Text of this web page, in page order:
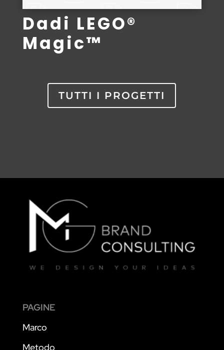
Dadi LEGO®
Magic™
TUTTI I PROGETTI
PAGINE
Marco
Metodo